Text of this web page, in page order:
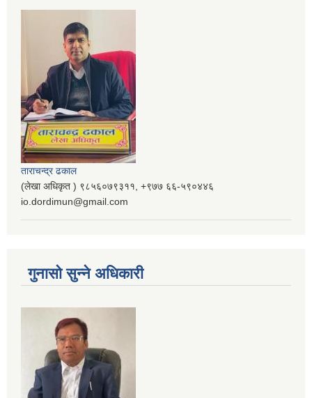
ताराचन्द्र ढकाल
(लेखा अधिकृत ) ९८५६०७९३११, ‌‍‍+९७७ ६६-५९०४४६
io.dordimun@gmail.com
गुनासो सुन्ने अधिकारी